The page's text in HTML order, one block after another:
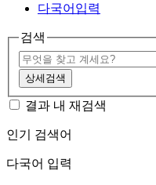
다국어입력
검색
상세검색
결과 내 재검색
인기 검색어
다국어 입력